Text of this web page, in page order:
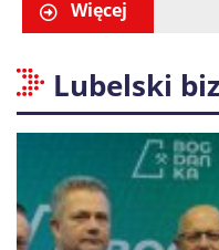
Więcej
Lubelski